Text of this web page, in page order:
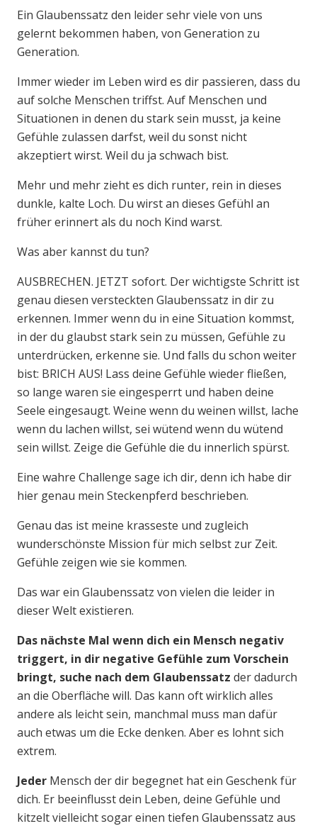
Ein Glaubenssatz den leider sehr viele von uns
gelernt bekommen haben, von Generation zu
Generation.
Immer wieder im Leben wird es dir passieren, dass du
auf solche Menschen triffst. Auf Menschen und
Situationen in denen du stark sein musst, ja keine
Gefühle zulassen darfst, weil du sonst nicht
akzeptiert wirst. Weil du ja schwach bist.
Mehr und mehr zieht es dich runter, rein in dieses
dunkle, kalte Loch. Du wirst an dieses Gefühl an
früher erinnert als du noch Kind warst.
Was aber kannst du tun?
AUSBRECHEN. JETZT sofort. Der wichtigste Schritt ist
genau diesen versteckten Glaubenssatz in dir zu
erkennen. Immer wenn du in eine Situation kommst,
in der du glaubst stark sein zu müssen, Gefühle zu
unterdrücken, erkenne sie. Und falls du schon weiter
bist: BRICH AUS! Lass deine Gefühle wieder fließen,
so lange waren sie eingesperrt und haben deine
Seele eingesaugt. Weine wenn du weinen willst, lache
wenn du lachen willst, sei wütend wenn du wütend
sein willst. Zeige die Gefühle die du innerlich spürst.
Eine wahre Challenge sage ich dir, denn ich habe dir
hier genau mein Steckenpferd beschrieben.
Genau das ist meine krasseste und zugleich
wunderschönste Mission für mich selbst zur Zeit.
Gefühle zeigen wie sie kommen.
Das war ein Glaubenssatz von vielen die leider in
dieser Welt existieren.
Das nächste Mal wenn dich ein Mensch negativ
triggert, in dir negative Gefühle zum Vorschein
bringt, suche nach dem Glaubenssatz der dadurch
an die Oberfläche will. Das kann oft wirklich alles
andere als leicht sein, manchmal muss man dafür
auch etwas um die Ecke denken. Aber es lohnt sich
extrem.
Jeder Mensch der dir begegnet hat ein Geschenk für
dich. Er beeinflusst dein Leben, deine Gefühle und
kitzelt vielleicht sogar einen tiefen Glaubenssatz aus